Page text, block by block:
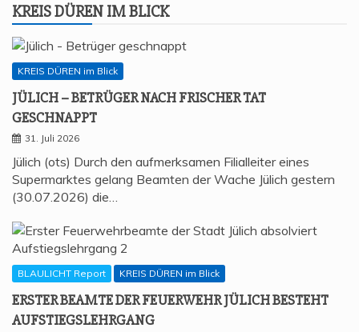
KREIS DÜREN IM BLICK
KREIS DÜREN im Blick
JÜLICH – BETRÜ­GER NACH FRI­SCHER TAT
GESCHNAPPT
31. Juli 2026
Jülich (ots) Durch den aufmerksamen Filialleiter eines
Supermarktes gelang Beamten der Wache Jülich gestern
(30.07.2026) die…
BLAULICHT Report KREIS DÜREN im Blick
ERS­TER BEAM­TE DER FEU­ER­WEHR JÜLICH BESTEHT
AUFSTIEGSLEHRGANG